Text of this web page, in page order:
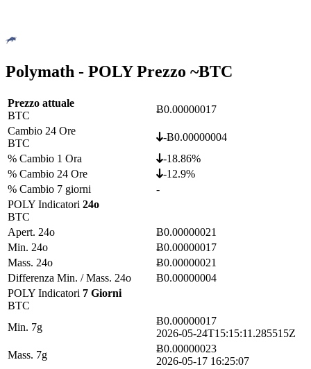
Polymath - POLY Prezzo ~BTC
Prezzo attuale
BTC
Ƀ0.00000017
Cambio 24 Ore
BTC
-Ƀ0.00000004
% Cambio 1 Ora
-18.86%
% Cambio 24 Ore
-12.9%
% Cambio 7 giorni
-
POLY Indicatori 24o
BTC
Apert. 24o
Ƀ0.00000021
Min. 24o
Ƀ0.00000017
Mass. 24o
Ƀ0.00000021
Differenza Min. / Mass. 24o
Ƀ0.00000004
POLY Indicatori 7 Giorni
BTC
Min. 7g
Ƀ0.00000017
2026-05-24T15:15:11.285515Z
Mass. 7g
Ƀ0.00000023
2026-05-17 16:25:07